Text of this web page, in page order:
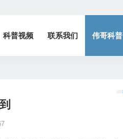
科普视频 联系我们 伟哥科普